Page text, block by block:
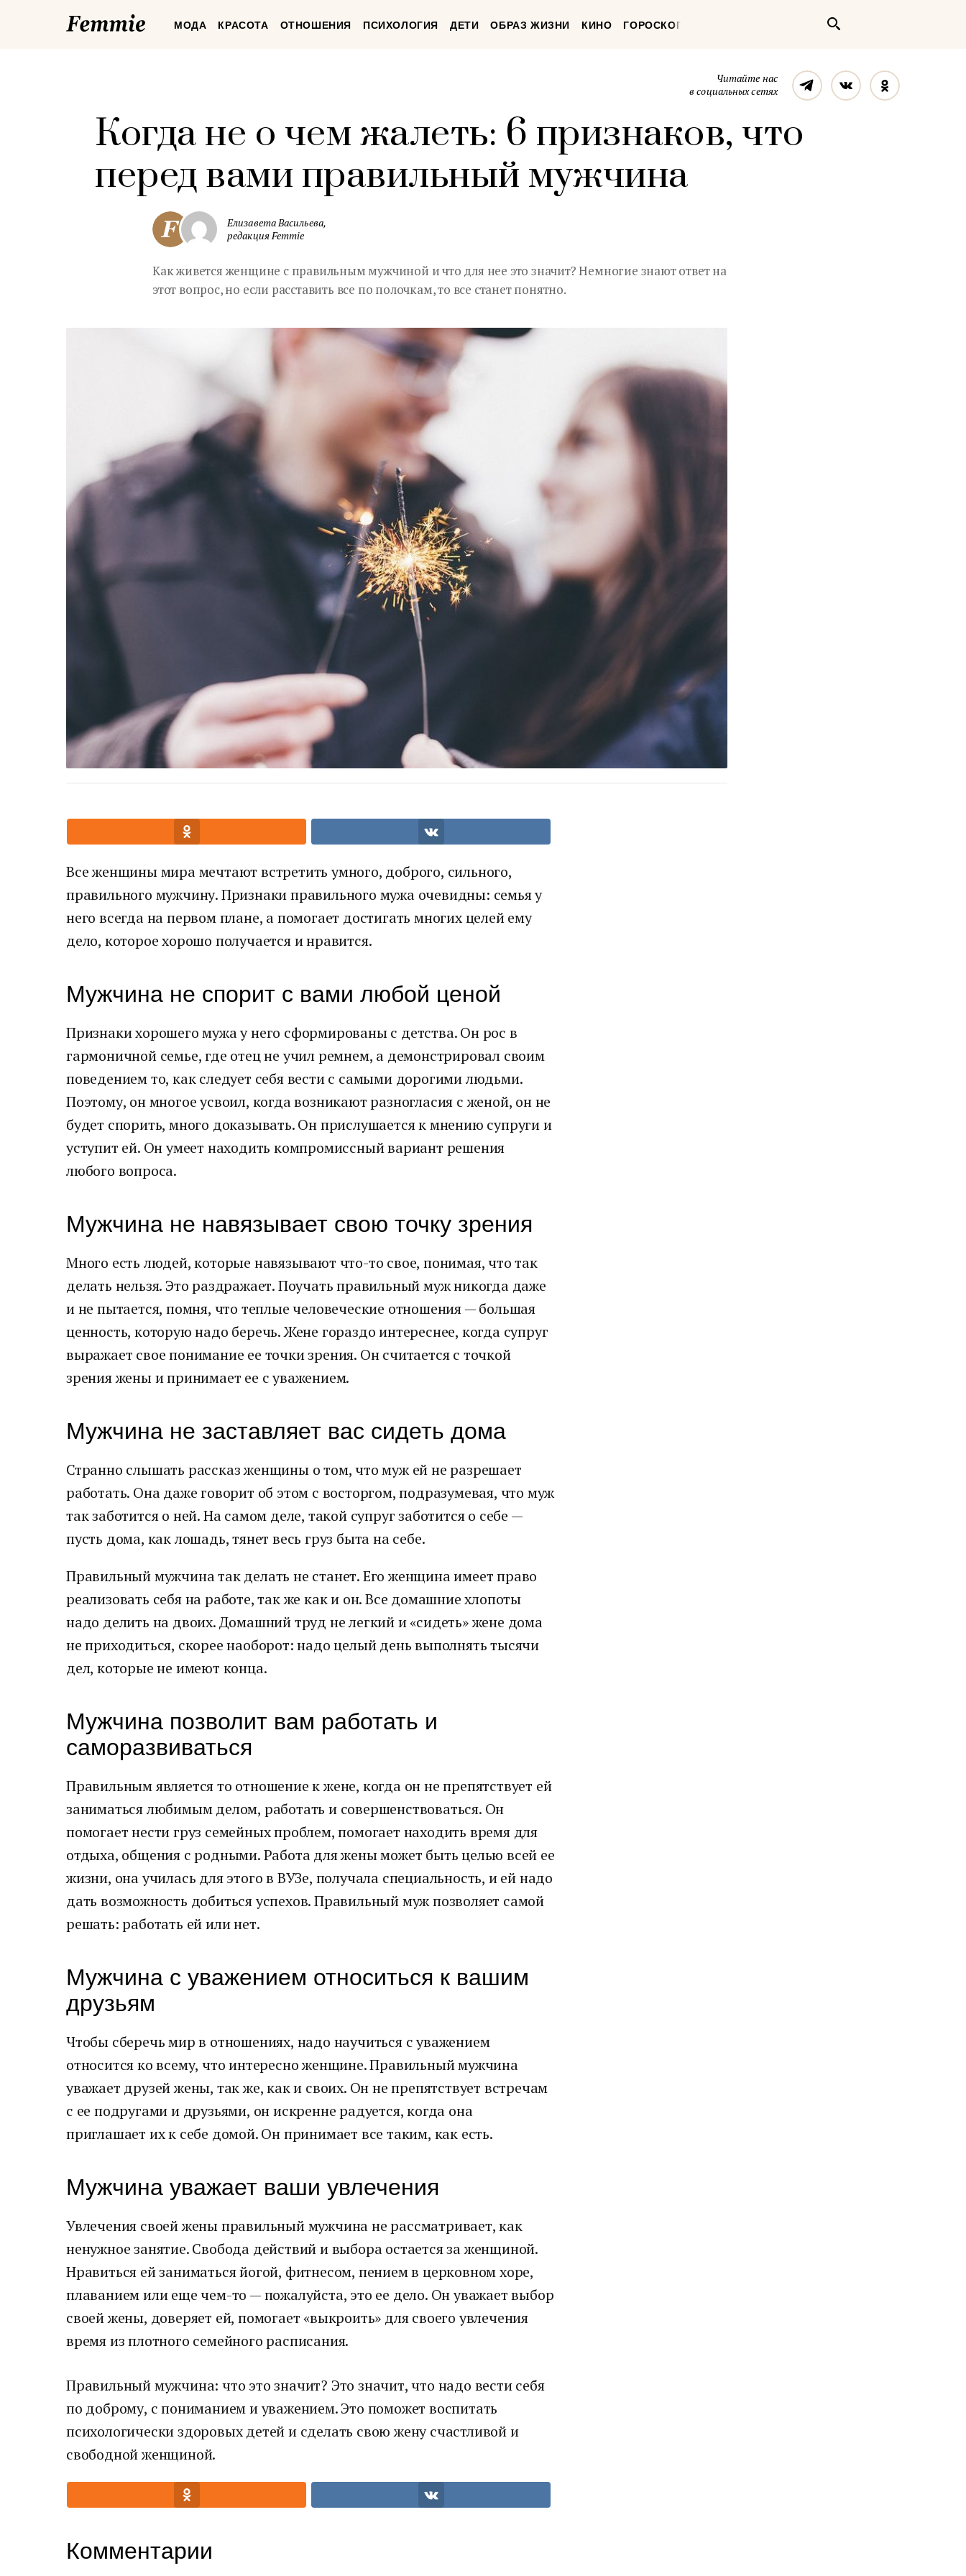
FemmieМОДА КРАСОТА ОТНОШЕНИЯ ПСИХОЛОГИЯ ДЕТИ ОБРАЗ ЖИЗНИ КИНО ГОРОСКОП
Читайте нас
в социальных сетях
ТелеграмВконтакте
Когда не о чем жалеть: 6 признаков, что
перед вами правильный мужчина
Елизавета Васильева,
редакция Femmie
Как живется женщине с правильным мужчиной и что для нее это значит? Немногие знают ответ на
этот вопрос, но если расставить все по полочкам, то все станет понятно.
Все женщины мира мечтают встретить умного, доброго, сильного,
правильного мужчину. Признаки правильного мужа очевидны: семья у
него всегда на первом плане, а помогает достигать многих целей ему
дело, которое хорошо получается и нравится.
Мужчина не спорит с вами любой ценой
Признаки хорошего мужа у него сформированы с детства. Он рос в
гармоничной семье, где отец не учил ремнем, а демонстрировал своим
поведением то, как следует себя вести с самыми дорогими людьми.
Поэтому, он многое усвоил, когда возникают разногласия с женой, он не
будет спорить, много доказывать. Он прислушается к мнению супруги и
уступит ей. Он умеет находить компромиссный вариант решения
любого вопроса.
Мужчина не навязывает свою точку зрения
Много есть людей, которые навязывают что-то свое, понимая, что так
делать нельзя. Это раздражает. Поучать правильный муж никогда даже
и не пытается, помня, что теплые человеческие отношения — большая
ценность, которую надо беречь. Жене гораздо интереснее, когда супруг
выражает свое понимание ее точки зрения. Он считается с точкой
зрения жены и принимает ее с уважением.
Мужчина не заставляет вас сидеть дома
Странно слышать рассказ женщины о том, что муж ей не разрешает
работать. Она даже говорит об этом с восторгом, подразумевая, что муж
так заботится о ней. На самом деле, такой супруг заботится о себе —
пусть дома, как лошадь, тянет весь груз быта на себе.
Правильный мужчина так делать не станет. Его женщина имеет право
реализовать себя на работе, так же как и он. Все домашние хлопоты
надо делить на двоих. Домашний труд не легкий и «сидеть» жене дома
не приходиться, скорее наоборот: надо целый день выполнять тысячи
дел, которые не имеют конца.
Мужчина позволит вам работать и
саморазвиваться
Правильным является то отношение к жене, когда он не препятствует ей
заниматься любимым делом, работать и совершенствоваться. Он
помогает нести груз семейных проблем, помогает находить время для
отдыха, общения с родными. Работа для жены может быть целью всей ее
жизни, она училась для этого в ВУЗе, получала специальность, и ей надо
дать возможность добиться успехов. Правильный муж позволяет самой
решать: работать ей или нет.
Мужчина с уважением относиться к вашим
друзьям
Чтобы сберечь мир в отношениях, надо научиться с уважением
относится ко всему, что интересно женщине. Правильный мужчина
уважает друзей жены, так же, как и своих. Он не препятствует встречам
с ее подругами и друзьями, он искренне радуется, когда она
приглашает их к себе домой. Он принимает все таким, как есть.
Мужчина уважает ваши увлечения
Увлечения своей жены правильный мужчина не рассматривает, как
ненужное занятие. Свобода действий и выбора остается за женщиной.
Нравиться ей заниматься йогой, фитнесом, пением в церковном хоре,
плаванием или еще чем-то — пожалуйста, это ее дело. Он уважает выбор
своей жены, доверяет ей, помогает «выкроить» для своего увлечения
время из плотного семейного расписания.
Правильный мужчина: что это значит? Это значит, что надо вести себя
по доброму, с пониманием и уважением. Это поможет воспитать
психологически здоровых детей и сделать свою жену счастливой и
свободной женщиной.
Комментарии